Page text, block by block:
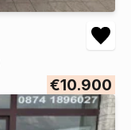
€10.900